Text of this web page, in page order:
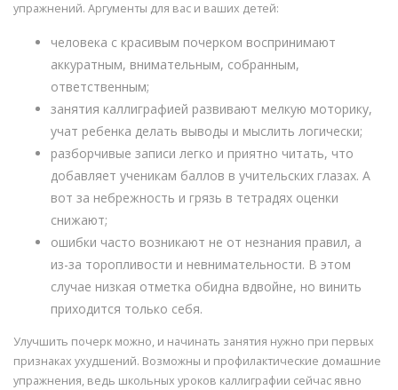
упражнений. Аргументы для вас и ваших детей:
человека с красивым почерком воспринимают
аккуратным, внимательным, собранным,
ответственным;
занятия каллиграфией развивают мелкую моторику,
учат ребенка делать выводы и мыслить логически;
разборчивые записи легко и приятно читать, что
добавляет ученикам баллов в учительских глазах. А
вот за небрежность и грязь в тетрадях оценки
снижают;
ошибки часто возникают не от незнания правил, а
из-за торопливости и невнимательности. В этом
случае низкая отметка обидна вдвойне, но винить
приходится только себя.
Улучшить почерк можно, и начинать занятия нужно при первых
признаках ухудшений. Возможны и профилактические домашние
упражнения, ведь школьных уроков каллиграфии сейчас явно